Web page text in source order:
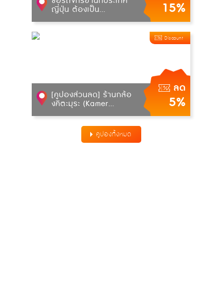
15%
ญี่ปุ่น ต้องเป็น...
ลด
5%
Discount
[คูปองส่วนลด] ร้านกล้อ
งคิตะมุระ (Kamer...
คูปองทั้งหมด